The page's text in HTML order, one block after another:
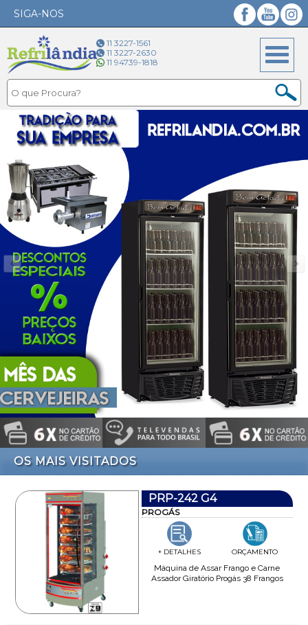
SIGA-NOS Instagram
11 3227-1561
11 3227-2630
11 94739-1818
OS MAIS VISITADOS
PRP-242 G4
PROGÁS
+ DETALHES ORÇAMENTO
Máquina de Assar Frango e Carne
Assador Giratório Progás 38 Frangos